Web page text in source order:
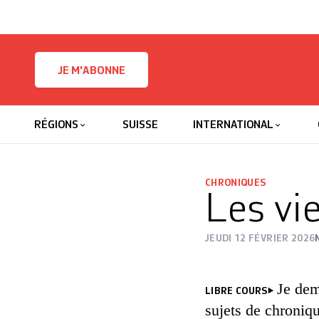
JE M'ABONNE
RÉGIONS SUISSE INTERNATIONAL
CHRONIQUES
Les
JEUDI 12 FÉVRIER 2026
LIBRE COURS
Je
sujets de